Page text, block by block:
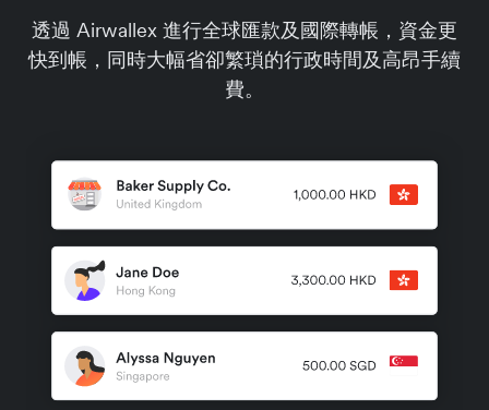
透過 Airwallex 進行全球匯款及國際轉帳，資金更
快到帳，同時大幅省卻繁瑣的行政時間及高昂手續
費。